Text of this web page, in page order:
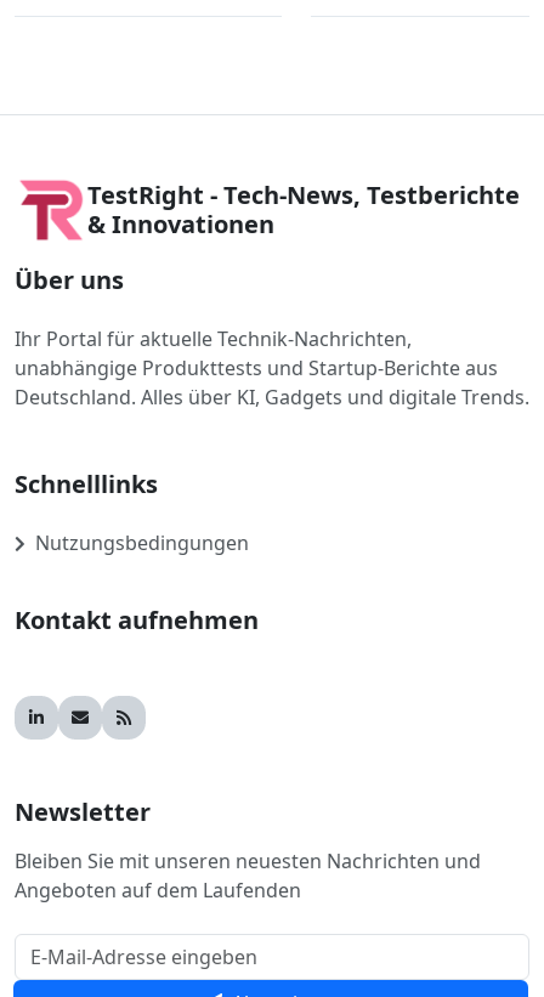
TestRight - Tech-News, Testberichte
& Innovationen
Über uns
Ihr Portal für aktuelle Technik-Nachrichten,
unabhängige Produkttests und Startup-Berichte aus
Deutschland. Alles über KI, Gadgets und digitale Trends.
Schnelllinks
Nutzungsbedingungen
Kontakt aufnehmen
Newsletter
Bleiben Sie mit unseren neuesten Nachrichten und
Angeboten auf dem Laufenden